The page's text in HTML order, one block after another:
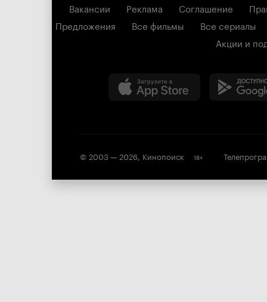
Вакансии Реклама Соглашение
Предложения
Все фильмы
Все сериалы
Акции и
© 2003 — 2026, Кинопоиск 18+